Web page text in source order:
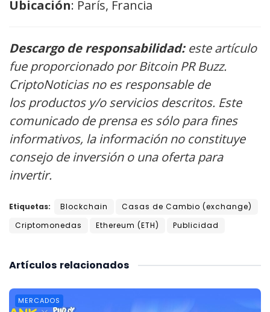
Ubicación: París, Francia
Descargo de responsabilidad:este artículo
fue proporcionado por Bitcoin PR Buzz.
CriptoNoticias no es responsable de
los productos y/o servicios descritos. Este
comunicado de prensa es sólo para fines
informativos, la información no constituye
consejo de inversión o una oferta para
invertir.
Etiquetas: Blockchain
Casas de Cambio (exchange)
Criptomonedas
Ethereum (ETH) Publicidad
relacionados
Artículos
MERCADOS